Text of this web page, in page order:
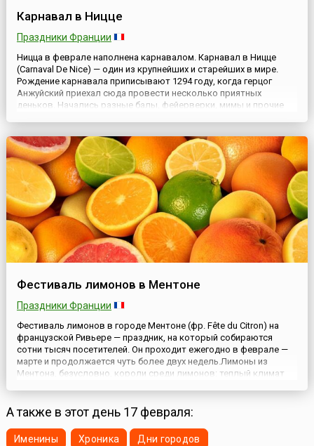
Карнавал в Ницце
Праздники Франции
Ницца в феврале наполнена карнавалом. Карнавал в Ницце
(Carnaval De Nice) — один из крупнейших и старейших в мире.
Рождение карнавала приписывают 1294 году, когда герцог
Анжуйский приехал сюда провести несколько приятных
деньков. Начались разные балы, фейерверки, мимы и прочие
современную...
Фестиваль лимонов в Ментоне
Праздники Франции
Фестиваль лимонов в городе Ментоне (фр. Fête du Citron) на
французской Ривьере — праздник, на который собираются
сотни тысяч посетителей. Он проходит ежегодно в феврале —
марте и продолжается чуть более двух недель.Лимоны из
Ментона, безусловно, короли среди лимонов: теплый климат
урожай — в ма...
А также в этот день 17 февраля:
Именины Хроника Дни городов